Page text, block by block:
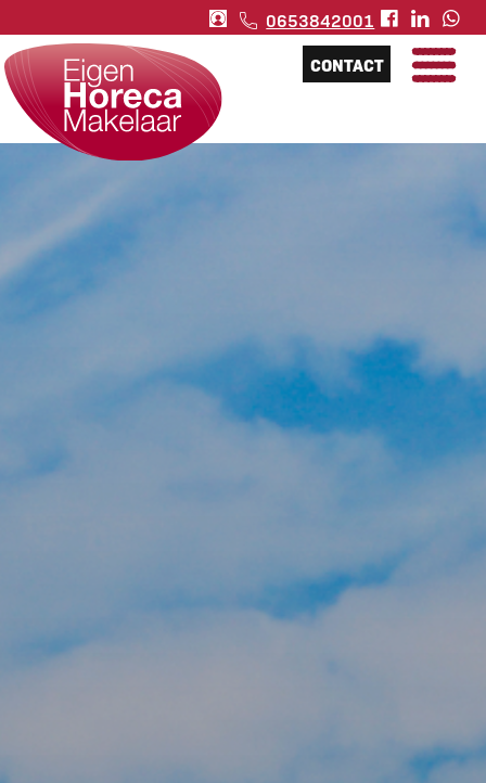
0653842001
CONTACT